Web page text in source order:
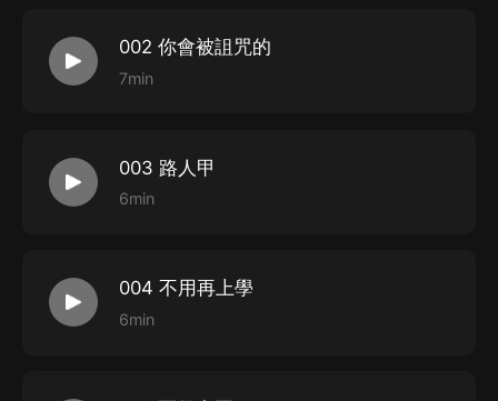
002 你會被詛咒的
7min
003 路人甲
6min
004 不用再上學
6min